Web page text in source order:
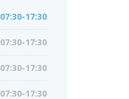
07:30-17:30
07:30-17:30
07:30-17:30
07:30-17:30